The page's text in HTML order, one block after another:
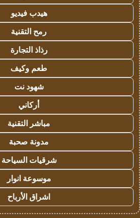
هيدب فيديو
رمح التقنية
رذاذ التجارة
طعم وكيف
شهود نت
أركاني
مباشر التقنية
مدونة صحبة
شرقيات السياحة
موسوعة انوار
اشراق الأرباح